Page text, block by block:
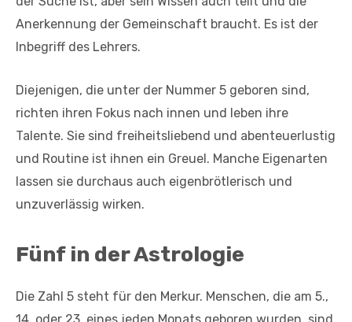
Anerkennung der Gemeinschaft braucht. Es ist der
Inbegriff des Lehrers.
Diejenigen, die unter der Nummer 5 geboren sind,
richten ihren Fokus nach innen und leben ihre
Talente. Sie sind freiheitsliebend und abenteuerlustig
und Routine ist ihnen ein Greuel. Manche Eigenarten
lassen sie durchaus auch eigenbrötlerisch und
unzuverlässig wirken.
Fünf in der Astrologie
Die Zahl 5 steht für den Merkur. Menschen, die am 5.,